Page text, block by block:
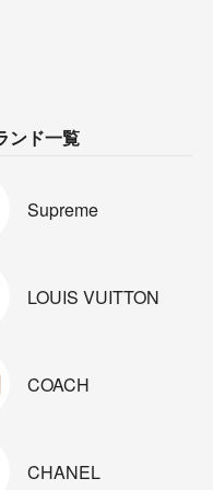
ンド一覧
Supreme
LOUIS VUITTON
COACH
CHANEL